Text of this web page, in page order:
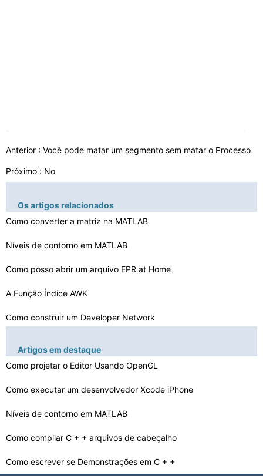
Anterior : Você pode matar um segmento sem matar o Processo
Próximo : No
Os artigos relacionados
Como converter a matriz na MATLAB
Níveis de contorno em MATLAB
Como posso abrir um arquivo EPR ​​at Home
A Função Índice AWK
Como construir um Developer Network
Ligue : Truques codificação direta
Como formatar Decimals Usando AWK
O que faz Alias ​​média no I /O de arquivos
O que faz vincular média em um computador
Artigos em destaque
Como projetar o Editor Usando OpenGL
Como executar um desenvolvedor Xcode iPhone
Níveis de contorno em MATLAB
Como compilar C + + arquivos de cabeçalho
Como escrever se Demonstrações em C + +